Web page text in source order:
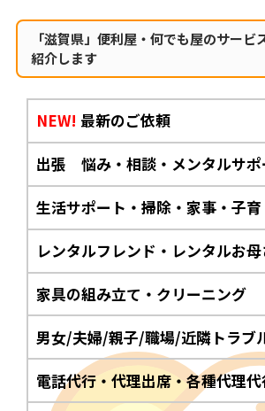
「滋賀県」便利屋・何でも屋のサービ
紹介します
NEW! 最新のご依頼
出張 悩み・相談・メンタルサポ
生活サポート・掃除・家事・子
レンタルフレンド・レンタルお
家具の組み立て・クリーニング
男女/夫婦/親子/職場/近隣トラブ
電話代行・代理出席・各種代理